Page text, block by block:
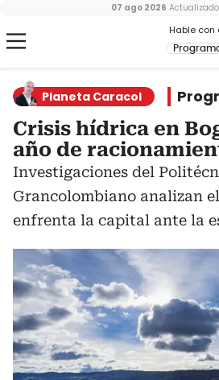
Hable con
07 ago 2026 Actualizado
Planeta Caracol
Crisis hídrica en
año de
Investigaciones del
Grancolombiano analizan
enfrenta la capital ante la